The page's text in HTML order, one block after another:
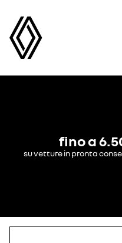
fino a
su vetture in pronta